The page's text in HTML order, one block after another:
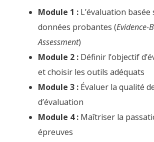
Module 1 : L’évaluation basée
données probantes (Evidence-
Assessment)
Module 2 : Définir l’objectif
et choisir les outils adéquats
Module 3 : Évaluer la qualité
d’évaluation
Module 4 : Maîtriser la
épreuves